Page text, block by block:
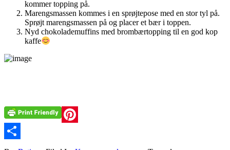
kommer topping på.
Marengsmassen kommes i en sprøjtepose med en stor tyl på.
Sprøjt marengsmassen på og placer et bær i toppen.
Nyd chokolademuffins med brombærtopping til en god kop
kaffe
Pinterest
Share